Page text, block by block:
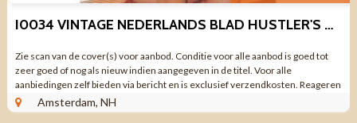
I0034 VINTAGE NEDERLANDS BLAD HUSTLER'S COUPLES JAAR 1 NR 14
Zie scan van de cover(s) voor aanbod. Conditie voor alle aanbod is goed tot
zeer goed of nog als nieuw indien aangegeven in de titel. Voor alle
aanbiedingen zelf bieden via bericht en is exclusief verzendkosten. Reageren
via aanbieding ...
Amsterdam, NH